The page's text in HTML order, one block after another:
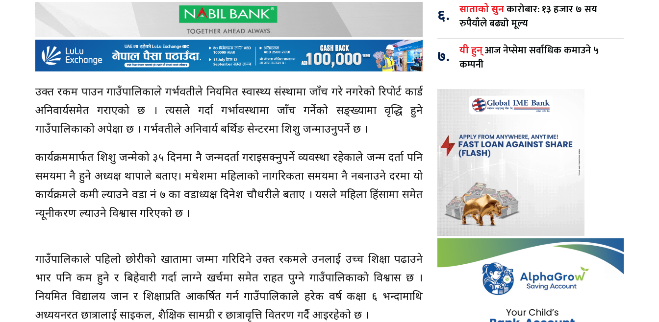
उक्त रकम पाउन गाउँपालिकाले गर्भवतीले नियमित स्वास्थ्य संस्थामा जाँच गरे नगरेको रिपोर्ट कार्ड
अनिवार्यसमेत गराएको छ । त्यसले गर्दा गर्भावस्थामा जाँच गर्नेको सङ्ख्यामा वृद्धि हुने
गाउँपालिकाको अपेक्षा छ । गर्भवतीले अनिवार्य बर्थिङ सेन्टरमा शिशु जन्माउनुपर्ने छ ।
कार्यक्रममार्फत शिशु जन्मेको ३५ दिनमा नै जन्मदर्ता गराइसक्नुपर्ने व्यवस्था रहेकाले जन्म दर्ता पनि
समयमा नै हुने अध्यक्ष थापाले बताए। मधेशमा महिलाको नागरिकता समयमा नै नबनाउने दरमा यो
कार्यक्रमले कमी ल्याउने वडा नं ७ का वडाध्यक्ष दिनेश चौधरीले बताए । यसले महिला हिंसामा समेत
न्यूनीकरण ल्याउने विश्वास गरिएको छ ।
गाउँपालिकाले पहिलो छोरीको खातामा जम्मा गरिदिने उक्त रकमले उनलाई उच्च शिक्षा पढाउने
भार पनि कम हुने र बिहेवारी गर्दा लाग्ने खर्चमा समेत राहत पुग्ने गाउँपालिकाको विश्वास छ ।
नियमित विद्यालय जान र शिक्षाप्रति आकर्षित गर्न गाउँपालिकाले हरेक वर्ष कक्षा ६ भन्दामाथि
अध्ययनरत छात्रालाई साइकल, शैक्षिक सामग्री र छात्रावृत्ति वितरण गर्दै आइरहेको छ ।
६. साताको सुनकारोबार: १३ हजार ७ सय
रुपैयाँले बढ्यो मूल्य
७. यी हुन्आज नेप्सेमा सर्वाधिक कमाउने ५
कम्पनी